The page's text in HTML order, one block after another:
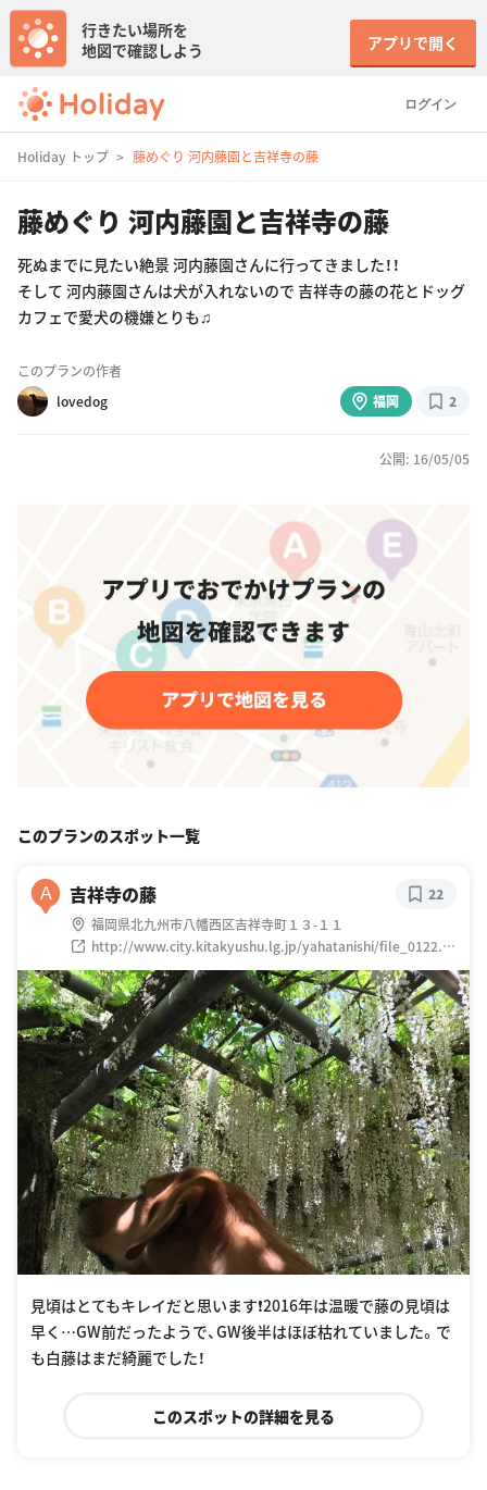
ログイン
行きたい場所を
地図で確認しよう
アプリで開く
Holiday トップ 藤めぐり 河内藤園と吉祥寺の藤
藤めぐり 河内藤園と吉祥寺の藤
死ぬまでに見たい絶景 河内藤園さんに行ってきました！！
そして 河内藤園さんは犬が入れないので 吉祥寺の藤の花とドッグ
カフェで愛犬の機嫌とりも♫
このプランの作者
lovedog
福岡 2
公開: 16/05/05
このプランのスポット一覧
A 吉祥寺の藤
福岡県北九州市八幡西区吉祥寺町１３-１１
http://www.city.kitakyushu.lg.jp/yahatanishi/file_0122.ht
ml
22
見頃はとてもキレイだと思います❗️2016年は温暖で藤の見頃は
早く…GW前だったようで、GW後半はほぼ枯れていました。で
も白藤はまだ綺麗でした！
このスポットの詳細を見る